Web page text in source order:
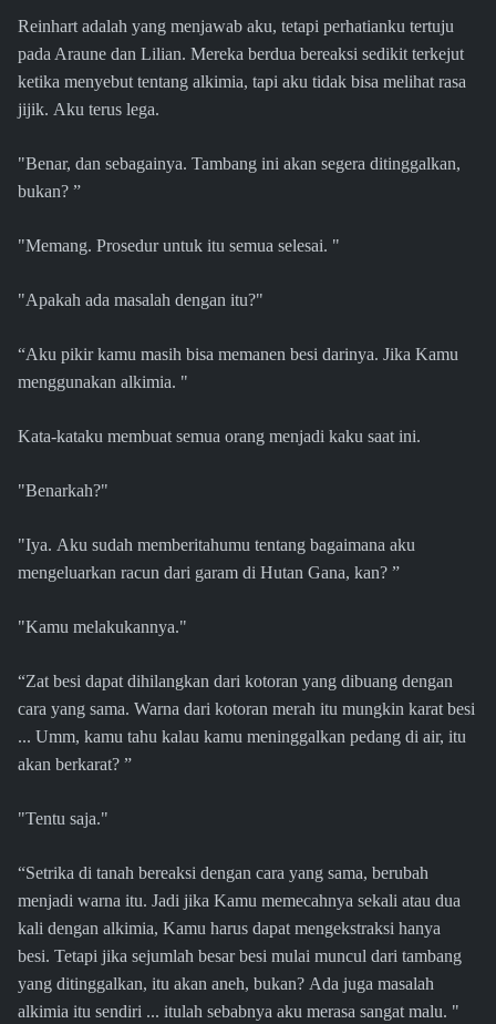
Reinhart adalah yang menjawab aku, tetapi perhatianku tertuju
pada Araune dan Lilian. Mereka berdua bereaksi sedikit terkejut
ketika menyebut tentang alkimia, tapi aku tidak bisa melihat rasa
jijik. Aku terus lega.
"Benar, dan sebagainya. Tambang ini akan segera ditinggalkan,
bukan? ”
"Memang. Prosedur untuk itu semua selesai. "
"Apakah ada masalah dengan itu?"
“Aku pikir kamu masih bisa memanen besi darinya. Jika Kamu
menggunakan alkimia. "
Kata-kataku membuat semua orang menjadi kaku saat ini.
"Benarkah?"
"Iya. Aku sudah memberitahumu tentang bagaimana aku
mengeluarkan racun dari garam di Hutan Gana, kan? ”
"Kamu melakukannya."
“Zat besi dapat dihilangkan dari kotoran yang dibuang dengan
cara yang sama. Warna dari kotoran merah itu mungkin karat besi
... Umm, kamu tahu kalau kamu meninggalkan pedang di air, itu
akan berkarat? ”
"Tentu saja."
“Setrika di tanah bereaksi dengan cara yang sama, berubah
menjadi warna itu. Jadi jika Kamu memecahnya sekali atau dua
kali dengan alkimia, Kamu harus dapat mengekstraksi hanya
besi. Tetapi jika sejumlah besar besi mulai muncul dari tambang
yang ditinggalkan, itu akan aneh, bukan? Ada juga masalah
alkimia itu sendiri ... itulah sebabnya aku merasa sangat malu. "